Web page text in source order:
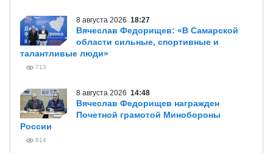
8 августа 2026 18:27
Вячеслав Федорищев: «В Самарской
области сильные, спортивные и
талантливые люди»
713
8 августа 2026 14:48
Вячеслав Федорищев награжден
Почетной грамотой Минобороны
России
814